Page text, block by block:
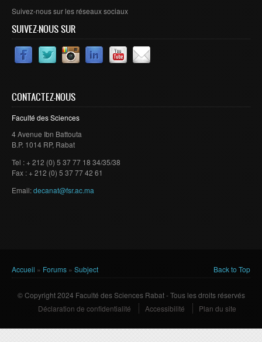
Suivez-nous sur les réseaux sociaux
SUIVEZ-NOUS SUR
CONTACTEZ-NOUS
Faculté des Sciences
4 Avenue Ibn Battouta
B.P. 1014 RP, Rabat
Tel : + 212 (0) 5 37 77 18 34/35/38
Fax : + 212 (0) 5 37 77 42 61
Email:decanat@fsr.ac.ma
Vous êtes ici
Accueil » Forums » Subject Back to Top
© Copyright 2024 Faculté des Sciences Rabat - Tous les droits réservés
Déclaration de confidentialité
Accessibilité Plan du site